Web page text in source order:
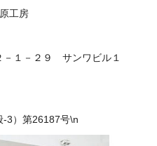
工房
－１－２９ サンワビル１
3）第26187号\n